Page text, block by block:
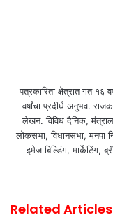
पत्रकारिता क्षेत्रात गत १६
वर्षांचा प्रदीर्घ अनुभव.
लेखन. विविध दैनिक,
लोकसभा, विधानसभा, मनपा
इमेज बिल्डिंग, मार्केटिंग,
Related Articles